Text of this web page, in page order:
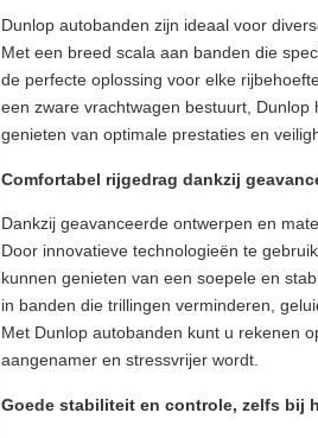
Dunlop autobanden zijn ideaal voor
Met een breed scala aan banden die
de perfecte oplossing voor elke
een zware vrachtwagen bestuurt,
genieten van optimale prestaties en
Comfortabel rijgedrag dankzij
Dankzij geavanceerde ontwerpen en
Door innovatieve technologieën te
kunnen genieten van een soepele en
in banden die trillingen verminderen,
Met Dunlop autobanden kunt u rekenen
aangenamer en stressvrijer wordt.
Goede stabiliteit en controle, zelfs bij